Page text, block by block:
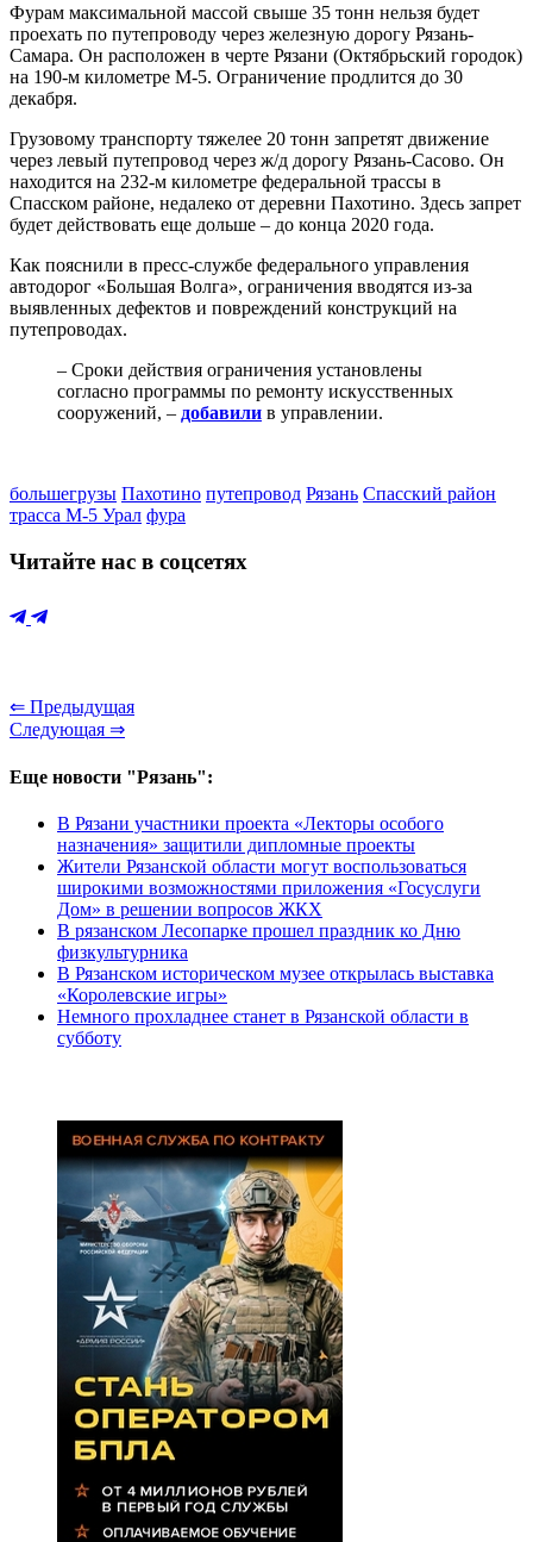
Фурам максимальной массой свыше 35 тонн нельзя будет
проехать по путепроводу через железную дорогу Рязань-
Самара. Он расположен в черте Рязани (Октябрьский городок)
на 190-м километре М-5. Ограничение продлится до 30
декабря.
Грузовому транспорту тяжелее 20 тонн запретят движение
через левый путепровод через ж/д дорогу Рязань-Сасово. Он
находится на 232-м километре федеральной трассы в
Спасском районе, недалеко от деревни Пахотино. Здесь запрет
будет действовать еще дольше – до конца 2020 года.
Как пояснили в пресс-службе федерального управления
автодорог «Большая Волга», ограничения вводятся из-за
выявленных дефектов и повреждений конструкций на
путепроводах.
– Сроки действия ограничения установлены
согласно программы по ремонту искусственных
сооружений, – добавили в управлении.
большегрузы Пахотино путепровод Рязань Спасский район
трасса М-5 Урал фура
Читайте нас в соцсетях
⇐ Предыдущая
Следующая ⇒
Еще новости "Рязань":
В Рязани участники проекта «Лекторы особого
назначения» защитили дипломные проекты
Жители Рязанской области могут воспользоваться
широкими возможностями приложения «Госуслуги
Дом» в решении вопросов ЖКХ
В рязанском Лесопарке прошел праздник ко Дню
физкультурника
В Рязанском историческом музее открылась выставка
«Королевские игры»
Немного прохладнее станет в Рязанской области в
субботу